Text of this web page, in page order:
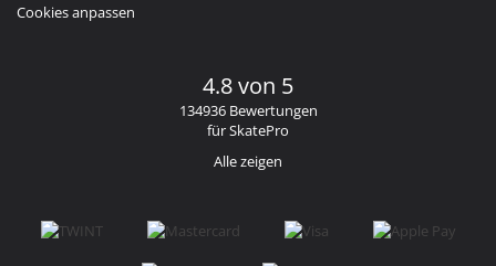
Cookies anpassen
4.8 von 5
134936 Bewertungen
für SkatePro
Alle zeigen